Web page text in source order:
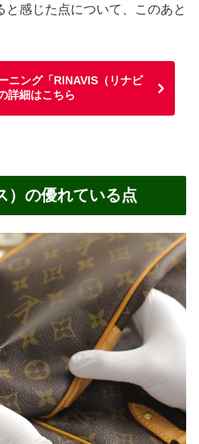
と感じた点について、このあと
ニング「RINAVIS（リナビ
詳細はこちら
）の優れている点